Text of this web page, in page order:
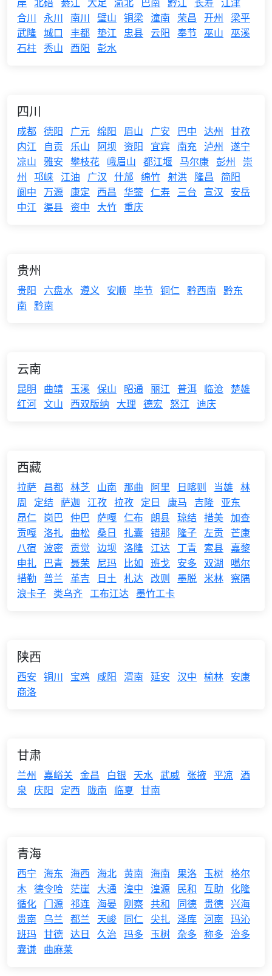
合川 永川 南川 璧山 铜梁 潼南 荣昌 开州
梁平
武隆 城口 丰都 垫江 忠县 云阳 奉节 巫山 巫溪
石柱 秀山 酉阳 彭水
四川
成都 德阳 广元 绵阳 眉山 广安 巴中 达州 甘孜
内江
自贡 乐山 阿坝 资阳 宜宾 南充 泸州 遂宁
凉山 雅安 攀枝花 峨眉山 都江堰 马尔康 彭州
崇
州 邛崃 江油 广汉 什邡 绵竹 射洪 隆昌
简阳
阆中
万源 康定 西昌 华蓥 仁寿 三台 宣汉
安岳
中江
渠县 资中 大竹 重庆
贵州
贵阳 六盘水 遵义 安顺 毕节 铜仁 黔西南 黔东
南 黔南
云南
昆明 曲靖 玉溪 保山 昭通 丽江 普洱 临沧
楚雄
红河 文山 西双版纳 大理 德宏 怒江 迪庆
西藏
拉萨 昌都 林芝 山南 那曲 阿里 日喀则 当雄 林
周
定结 萨迦 江孜 拉孜 定日 康马 吉隆 亚东
昂仁 岗巴 仲巴 萨嘎 仁布 朗县 琼结 措美 加查
贡嘎 洛扎 曲松 桑日 扎囊 错那 隆子 左贡 芒康
八宿 波密 贡觉 边坝 洛隆 江达 丁青 索县 嘉黎
申扎
巴青 聂荣 尼玛 比如 班戈 安多 双湖
噶尔
措勤 普兰 革吉 日土 札达 改则 墨脱 米林 察隅
浪卡子 类乌齐 工布江达 墨竹工卡
陕西
西安 铜川 宝鸡 咸阳 渭南 延安 汉中 榆林 安康
商洛
甘肃
兰州 嘉峪关 金昌 白银 天水 武威 张掖 平凉 酒
泉
庆阳 定西 陇南 临夏 甘南
青海
西宁 海东 海西 海北 黄南 海南 果洛 玉树 格尔
木 德令哈 茫崖 大通 湟中 湟源 民和 互助 化隆
循化 门源 祁连 海晏 刚察 共和 同德 贵德 兴海
贵南
乌兰 都兰 天峻 同仁 尖扎 泽库 河南 玛沁
班玛 甘德 达日 久治 玛多 玉树 杂多 称多
治多
囊谦 曲麻莱